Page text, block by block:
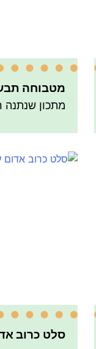
מטבוחה
מתכון שנתנה
סלט כרוב